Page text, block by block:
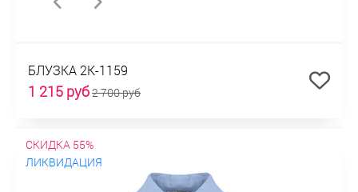
БЛУЗКА 2К-1159
1 215 руб2 700 руб
СКИДКА 55%
ЛИКВИДАЦИЯ